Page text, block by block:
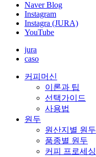
Naver Blog
Instagram
Instagra (JURA)
YouTube
jura
caso
커피머신
이론과 팁
선택가이드
사용법
원두
원산지별 원두
품종별 원두
커피 프로세싱